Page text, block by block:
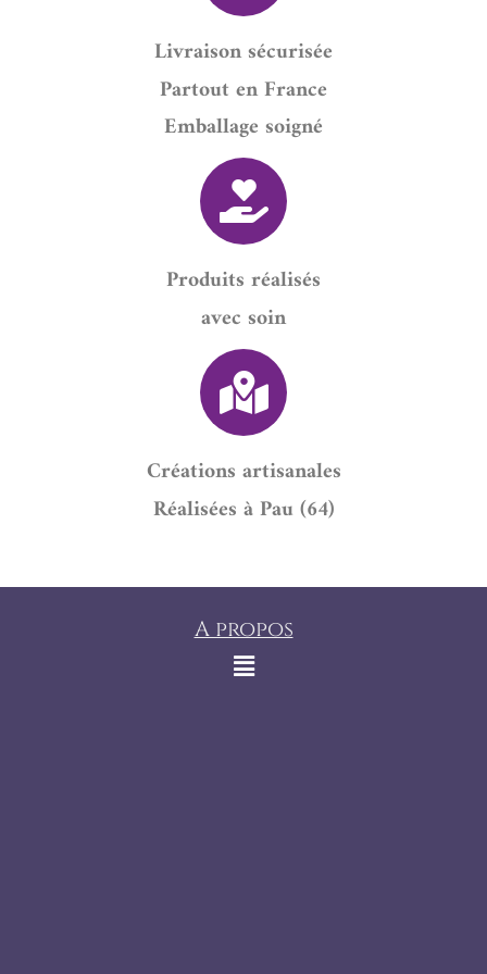
Livraison sécurisée
Partout en France
Emballage soigné
Produits réalisés
avec soin
Créations artisanales
Réalisées à Pau (64)
A propos